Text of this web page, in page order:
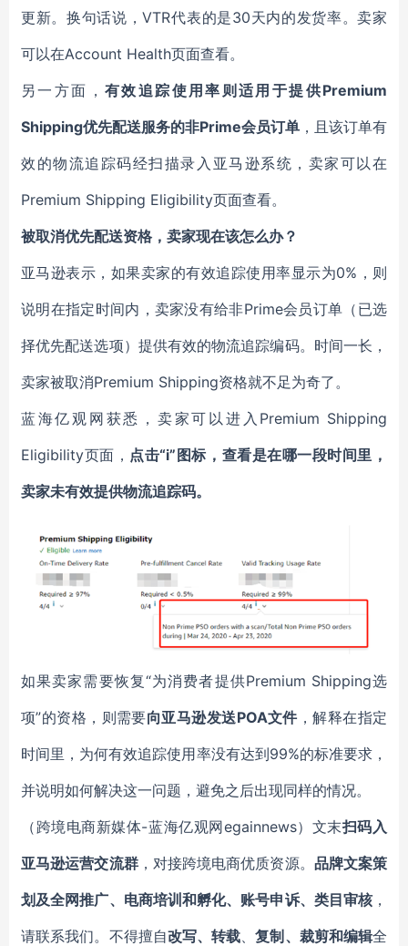
更新。换句话说，VTR代表的是30天内的发货率。卖家
可以在Account Health页面查看。
另一方面， 有效追踪使用率则适用于提供Premium
Shipping优先配送服务的非Prime会员订单 ，且该订单有
效的物流追踪码经扫描录入亚马逊系统，卖家可以在
Premium Shipping Eligibility页面查看。
被取消优先配送资格，卖家现在该怎么办？
亚马逊表示，如果卖家的有效追踪使用率显示为0%，则
说明在指定时间内，卖家没有给非Prime会员订单（已选
择优先配送选项）提供有效的物流追踪编码。时间一长，
卖家被取消Premium Shipping资格就不足为奇了。
蓝海亿观网获悉，卖家可以进入Premium Shipping
Eligibility页面， 点击“i”图标，查看是在哪一段时间里，
卖家未有效提供物流追踪码。
如果卖家需要恢复“为消费者提供Premium Shipping选
项”的资格，则需要向亚马逊发送POA文件，解释在指定
时间里，为何有效追踪使用率没有达到99%的标准要求，
并说明如何解决这一问题，避免之后出现同样的情况。
（跨境电商新媒体-蓝海亿观网egainnews）文末扫码入
亚马逊运营交流群，对接跨境电商优质资源。 品牌文案策
划及全网推广、电商培训和孵化、账号申诉、类目审核，
请联系我们。不得擅自改写、转载、复制、裁剪和编辑全